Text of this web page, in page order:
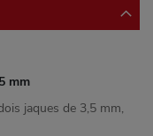
mm
jaques de 3,5 mm,